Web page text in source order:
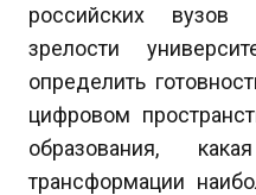
российских
зрелости
определить
цифровом
образования,
трансформации